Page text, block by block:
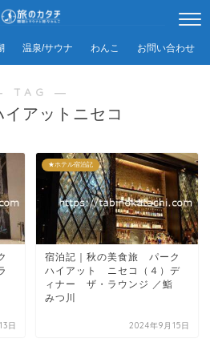
温泉/サウナ わんこ お問い合わせ
TAG ―
アットニセコ
日
★ホテル宿泊記
宿泊記｜秋の美食旅 パーク
ハイアット ニセコ（４）デ
ィナー ザ・ラウンジ ／鮨
みつ川
2024年9月15日